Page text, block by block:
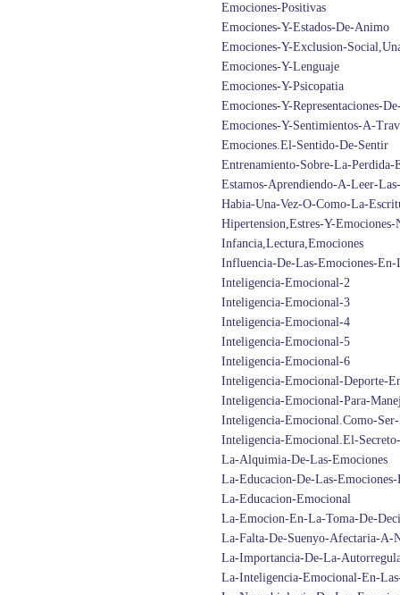
Emociones-Positivas
Emociones-Y-Estados-De-Animo
Emociones-Y-Exclusion-
Emociones-Y-Lenguaje
Emociones-Y-Psicopatia
Emociones-Y-Representaciones-
Emociones-Y-Sentimientos-A-
Emociones.El-Sentido-De-Sentir
Entrenamiento-Sobre-La-Perdida-
Estamos-Aprendiendo-A-Leer-
Habia-Una-Vez-O-Como-La-
Hipertension,Estres-Y-Emociones-
Infancia,Lectura,Emociones
Influencia-De-Las-Emociones-En-
Inteligencia-Emocional-2
Inteligencia-Emocional-3
Inteligencia-Emocional-4
Inteligencia-Emocional-5
Inteligencia-Emocional-6
Inteligencia-Emocional-Deporte-
Inteligencia-Emocional-Para-
Inteligencia-Emocional.Como-
Inteligencia-Emocional.El-
La-Alquimia-De-Las-Emociones
La-Educacion-De-Las-
La-Educacion-Emocional
La-Emocion-En-La-Toma-De-
La-Falta-De-Suenyo-Afectaria-A-
La-Importancia-De-La-
La-Inteligencia-Emocional-En-